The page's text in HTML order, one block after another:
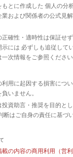
もとに作成した 個人の分
業および関係者の公式見
正確性・適時性は保証せ
示には 必ずしも追従して
次情報をご参照ください
利用に起因する損害につ
いません。
投資助言・推奨を目的と
断はご自身の責任に基づ
載の内容の商用利用（営